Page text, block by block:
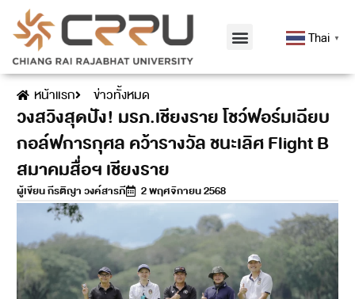
Thai ▼
หน้าแรก ข่าวทั้งหมด
วงสวิงสุดปัง! มรภ.เชียงราย โชว์ฟอร์มเฉียบ
กอล์ฟการกุศล คว้ารางวัล ชนะเลิศ Flight B
สมาคมสื่อฯ เชียงราย
ผู้เขียนกีรติญา วงค์สารภี 2 พฤศจิกายน 2568